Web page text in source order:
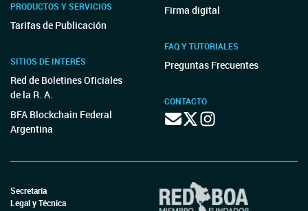
PRODUCTOS Y SERVICIOS
Tarifas de Publicación
SITIOS DE INTERÉS
Red de Boletines Oficiales
de la R. A.
BFA Blockchain Federal
Argentina
Firma digital
FAQ Y TUTORIALES
Preguntas Frecuentes
CONTACTO
Secretaría
Legal y Técnica